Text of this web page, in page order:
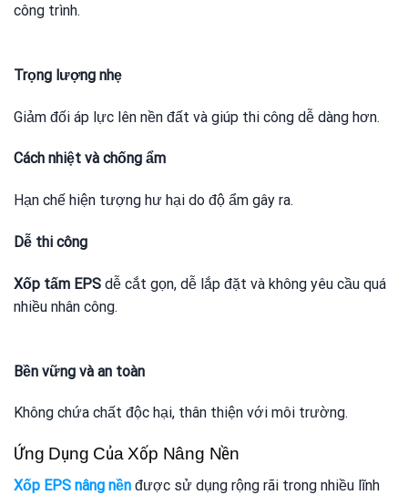
công trình.
Trọng lượng nhẹ
Giảm đối áp lực lên nền đất và giúp thi công dễ dàng hơn.
Cách nhiệt và chống ẩm
Hạn chế hiện tượng hư hại do độ ẩm gây ra.
Dễ thi công
Xốp tấm EPS dễ cắt gọn, dễ lắp đặt và không yêu cầu quá
nhiều nhân công.
Bền vững và an toàn
Không chứa chất độc hại, thân thiện với môi trường.
Ứng Dụng Của Xốp Nâng Nền
Xốp EPS nâng nền được sử dụng rộng rãi trong nhiều lĩnh